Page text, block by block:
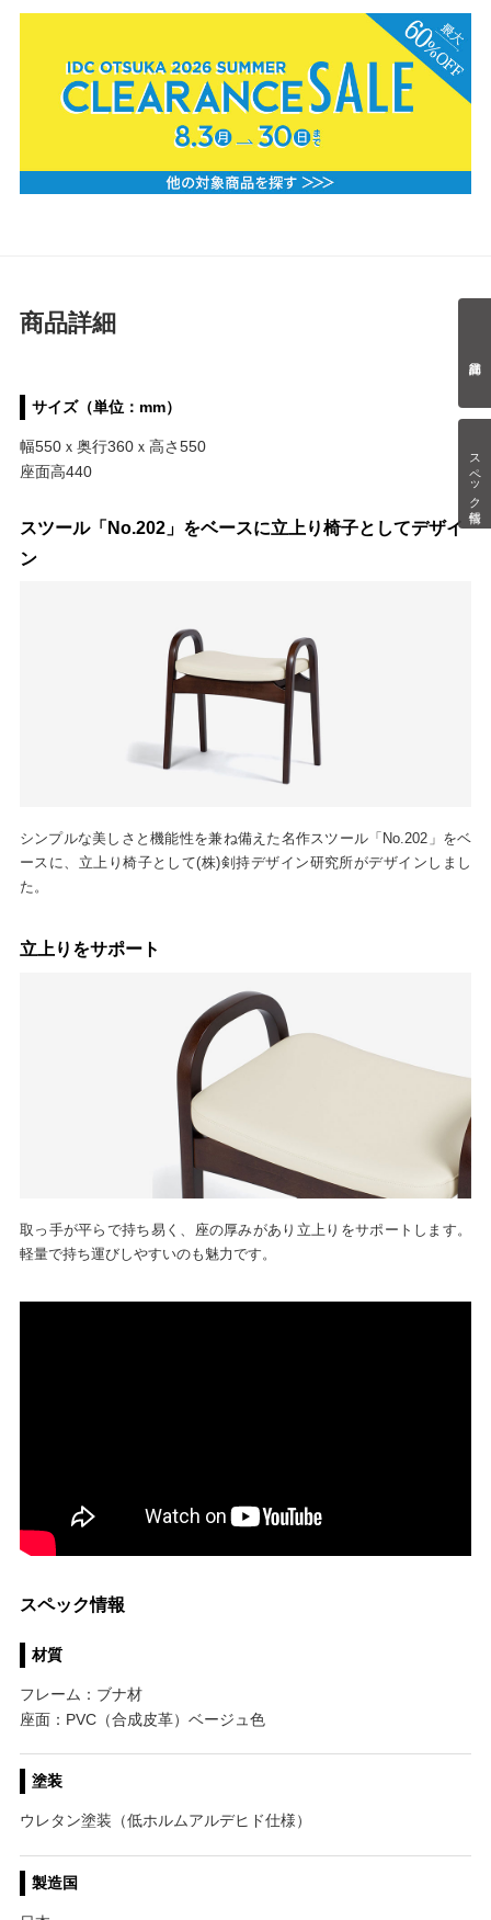
スペック情報
商品詳細
サイズ（単位：mm）
幅550ｘ奥行360ｘ高さ550
座面高440
スツール「No.202」をベースに立上り椅子としてデザイ
ン
シンプルな美しさと機能性を兼ね備えた名作スツール「No.202」をベ
ースに、立上り椅子として(株)剣持デザイン研究所がデザインしまし
た。
立上りをサポート
取っ手が平らで持ち易く、座の厚みがあり立上りをサポートします。
軽量で持ち運びしやすいのも魅力です。
スペック情報
材質
フレーム：ブナ材
座面：PVC（合成皮革）ベージュ色
塗装
ウレタン塗装（低ホルムアルデヒド仕様）
製造国